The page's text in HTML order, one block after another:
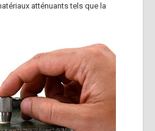
atténuants tels que la